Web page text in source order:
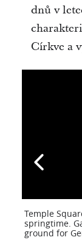
dnů v
Církve a
Temple
springtime.
ground for